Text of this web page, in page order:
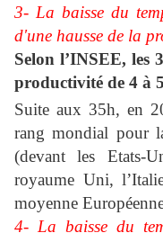
3- La baisse du
d'une hausse de la
Selon l’INSEE, les
productivité de 4 à
Suite aux 35h, en
rang mondial pour
(devant les Etats-
royaume Uni,
moyenne
4- La baisse du